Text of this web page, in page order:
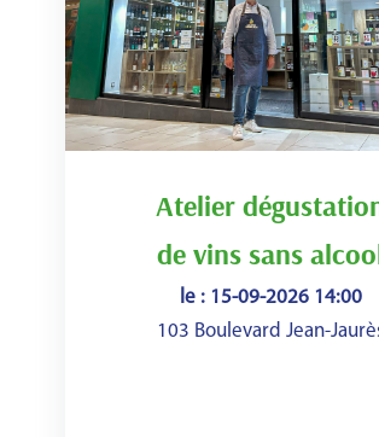
Atelier
de vins sans
le : 15-09-2026 14:00
103 Boulevard Jean-